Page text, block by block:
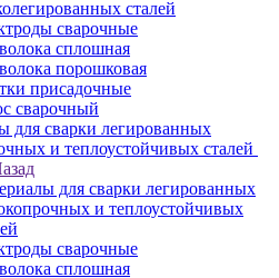
сталей
сварочные
сплошная
порошковая
присадочные
сварочный
для сварки легированных
и теплоустойчивых сталей
для сварки легированных
и теплоустойчивых
сварочные
сплошная